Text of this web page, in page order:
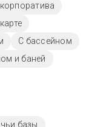
С бассейном
и баней
базы